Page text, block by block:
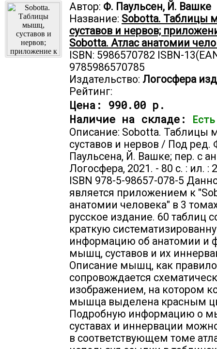
Автор: Ф. Паульсен, Й. Вашке
Название: Sobotta. Таблицы
суставов и нервов;
Sobotta. Атлас анатомии
ISBN: 5986570782 ISBN-
9785986570785
Издательство: Логосфера
Рейтинг:
Цена: 990.00 р.
Наличие на складе:
Описание: Sobotta. Таблицы
суставов и нервов / Под ред.
Паульсена, Й. Вашке; пер. с
Логосфера, 2021. - 80 с. : ил. :
ISBN 978-5-98657-078-5
является приложением к
анатомии человека" в 3
русское издание. 60 таблиц
краткую
информацию об анатомии и
мышц, суставов и их
Описание мышц, как
сопровождается
изображением, на котором
мышца выделена красным
Подробную информацию о
суставах и иннервации
в соответствующем томе